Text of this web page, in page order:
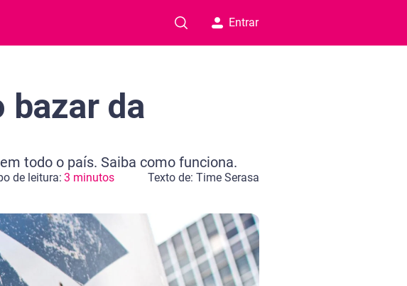
Entrar
bazar da
todo o país. Saiba como funciona.
de leitura: 3 minutos Texto de: Time Serasa